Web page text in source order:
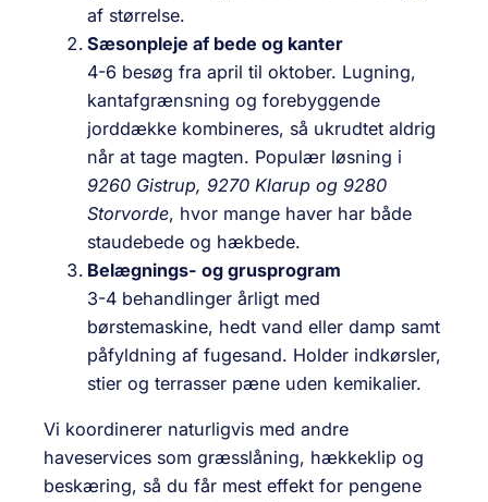
af størrelse.
Sæsonpleje af bede og kanter
4-6 besøg fra april til oktober. Lugning,
kantafgrænsning og forebyggende
jorddække kombineres, så ukrudtet aldrig
når at tage magten. Populær løsning i
9260 Gistrup, 9270 Klarup og 9280
Storvorde, hvor mange haver har både
staudebede og hækbede.
Belægnings- og grusprogram
3-4 behandlinger årligt med
børstemaskine, hedt vand eller damp samt
påfyldning af fugesand. Holder indkørsler,
stier og terrasser pæne uden kemikalier.
Vi koordinerer naturligvis med andre
haveservices som græsslåning, hækkeklip og
beskæring, så du får mest effekt for pengene